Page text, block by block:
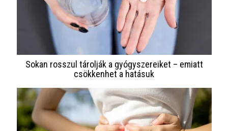
Sokan rosszul tárolják a gyógyszereiket – emiatt
csökkenhet a hatásuk